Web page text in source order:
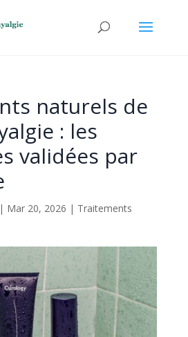
naturels de
: les
validées par
| Mar 20, 2026 | Traitements